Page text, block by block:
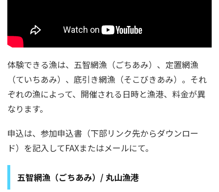
体験できる漁は、五智網漁（ごちあみ）、定置網漁
（ていちあみ）、底引き網漁（そこびきあみ）。それ
ぞれの漁によって、開催される日時と漁港、料金が異
なります。
申込は、参加申込書（下部リンク先からダウンロー
ド）を記入してFAXまたはメールにて。
五智網漁（ごちあみ）/ 丸山漁港